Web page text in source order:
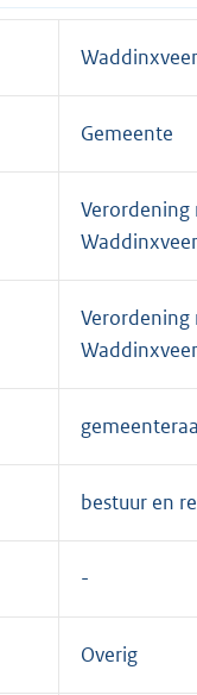
Gemeente
Verordening
Verordening
bestuur en
Overig